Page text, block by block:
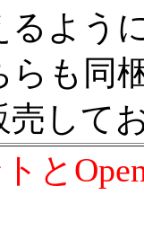
よう
らも同
して
と